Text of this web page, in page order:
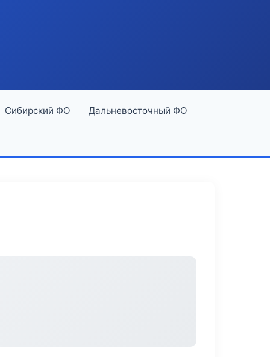
Сибирский ФО Дальневосточный ФО